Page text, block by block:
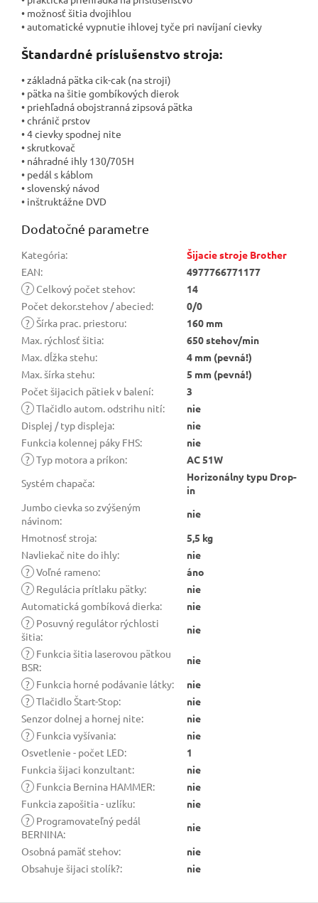
• možnosť šitia dvojihlou
• automatické vypnutie ihlovej tyče pri navíjaní cievky
Štandardné príslušenstvo stroja:
• základná pätka cik-cak (na stroji)
• pätka na šitie gombíkových dierok
• priehľadná obojstranná zipsová pätka
• chránič prstov
• 4 cievky spodnej nite
• skrutkovač
• náhradné ihly 130/705H
• pedál s káblom
• slovenský návod
• inštruktážne DVD
Dodatočné parametre
Kategória:
Šijacie stroje Brother
EAN:
4977766771177
? Celkový počet stehov:
14
Počet dekor.stehov / abecied:
0/0
? Šírka prac. priestoru:
160 mm
Max. rýchlosť šitia:
650 stehov/min
Max. dĺžka stehu:
4 mm (pevná!)
Max. šírka stehu:
5 mm (pevná!)
Počet šijacich pätiek v balení:
3
? Tlačidlo autom. odstrihu nití:
nie
Displej / typ displeja:
nie
Funkcia kolennej páky FHS:
nie
? Typ motora a príkon:
AC 51W
Systém chapača:
Horizonálny typu Drop-
in
Jumbo cievka so zvýšeným
návinom:
nie
Hmotnosť stroja:
5,5 kg
Navliekač nite do ihly:
nie
? Voľné rameno:
áno
? Regulácia prítlaku pätky:
nie
Automatická gombíková dierka:
nie
? Posuvný regulátor rýchlosti
šitia:
nie
? Funkcia šitia laserovou pätkou
BSR:
nie
? Funkcia horné podávanie látky:
nie
? Tlačidlo Štart-Stop:
nie
Senzor dolnej a hornej nite:
nie
? Funkcia vyšívania:
nie
Osvetlenie - počet LED:
1
Funkcia šijaci konzultant:
nie
? Funkcia Bernina HAMMER:
nie
Funkcia zapošitia - uzlíku:
nie
? Programovateľný pedál
BERNINA:
nie
Osobná pamäť stehov:
nie
Obsahuje šijaci stolík?: nie